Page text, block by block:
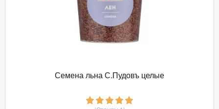
Семена льна С.Пудовъ целые